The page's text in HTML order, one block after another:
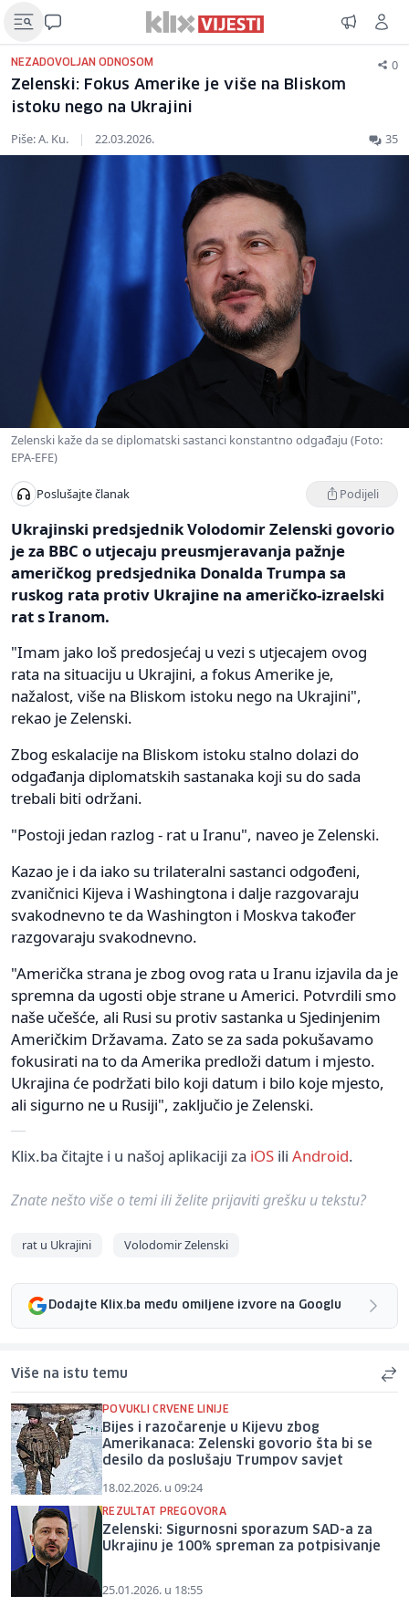
NEZADOVOLJAN ODNOSOM 0
Zelenski: Fokus Amerike je više na Bliskom
istoku nego na Ukrajini
Piše: A. Ku. | 22.03.2026. 35
Zelenski kaže da se diplomatski sastanci konstantno odgađaju (Foto:
EPA-EFE)
Poslušajte članak Podijeli
Ukrajinski predsjednik Volodomir Zelenski govorio
je za BBC o utjecaju preusmjeravanja pažnje
američkog predsjednika Donalda Trumpa sa
ruskog rata protiv Ukrajine na američko-izraelski
rat s Iranom.
"Imam jako loš predosjećaj u vezi s utjecajem ovog
rata na situaciju u Ukrajini, a fokus Amerike je,
nažalost, više na Bliskom istoku nego na Ukrajini",
rekao je Zelenski.
Zbog eskalacije na Bliskom istoku stalno dolazi do
odgađanja diplomatskih sastanaka koji su do sada
trebali biti održani.
"Postoji jedan razlog - rat u Iranu", naveo je Zelenski.
Kazao je i da iako su trilateralni sastanci odgođeni,
zvaničnici Kijeva i Washingtona i dalje razgovaraju
svakodnevno te da Washington i Moskva također
razgovaraju svakodnevno.
"Američka strana je zbog ovog rata u Iranu izjavila da je
spremna da ugosti obje strane u Americi. Potvrdili smo
naše učešće, ali Rusi su protiv sastanka u Sjedinjenim
Američkim Državama. Zato se za sada pokušavamo
fokusirati na to da Amerika predloži datum i mjesto.
Ukrajina će podržati bilo koji datum i bilo koje mjesto,
ali sigurno ne u Rusiji", zaključio je Zelenski.
Klix.ba čitajte i u našoj aplikaciji za iOS ili Android.
Znate nešto više o temi ili želite prijaviti grešku u tekstu?
rat u Ukrajini Volodomir Zelenski
Dodajte Klix.ba među omiljene izvore na Googlu
Više na istu temu
POVUKLI CRVENE LINIJE
Bijes i razočarenje u Kijevu zbog
Amerikanaca: Zelenski govorio šta bi se
desilo da poslušaju Trumpov savjet
18.02.2026. u 09:24
REZULTAT PREGOVORA
Zelenski: Sigurnosni sporazum SAD-a za
Ukrajinu je 100% spreman za potpisivanje
25.01.2026. u 18:55